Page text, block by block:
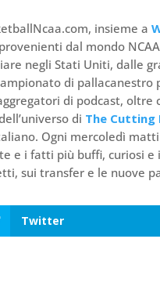
insieme a
dal mondo
negli Stati Uniti, dalle
di pallacanestro
di podcast, oltre
di The Cutting
Ogni mercoledì
e i fatti più buffi, curiosi
sui transfer e le nuove
Twitter